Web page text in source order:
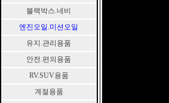
블랙박스.네비
엔진오일.미션오일
유지.관리용품
안전.편의용품
RV.SUV용품
계절용품